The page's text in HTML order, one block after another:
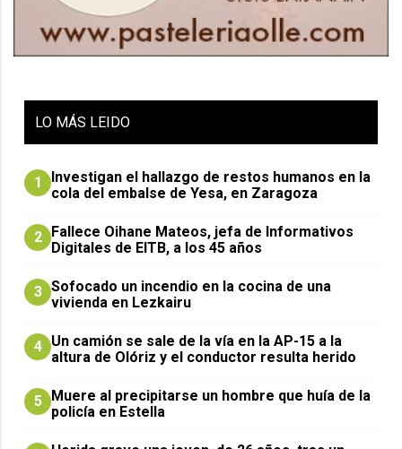
LO MÁS LEIDO
1
Investigan el hallazgo de restos humanos en la
cola del embalse de Yesa, en Zaragoza
2 Fallece Oihane Mateos, jefa de Informativos
Digitales de EITB, a los 45 años
3 Sofocado un incendio en la cocina de una
vivienda en Lezkairu
4 Un camión se sale de la vía en la AP-15 a la
altura de Olóriz y el conductor resulta herido
5 Muere al precipitarse un hombre que huía de la
policía en Estella